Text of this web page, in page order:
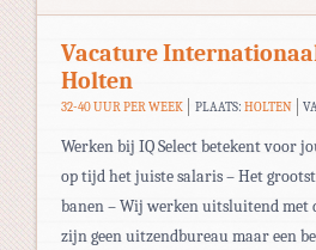
Vacature
Holten
32-40 UUR PER WEEK PLAATS: HOLTEN
Werken bij IQ Select betekent voor
op tijd het juiste salaris – Het
banen – Wij werken uitsluitend met
zijn geen uitzendbureau maar een